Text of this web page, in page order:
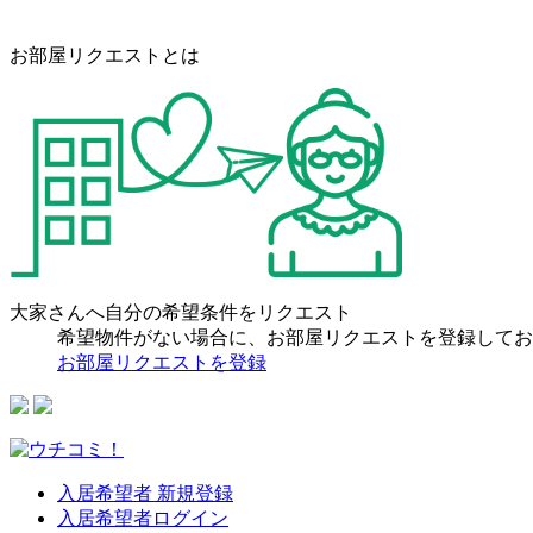
お部屋リクエストとは
大家さんへ自分の希望条件をリクエスト
希望物件がない場合に、お部屋リクエストを登録して
お部屋リクエストを登録
入居希望者 新規登録
入居希望者ログイン